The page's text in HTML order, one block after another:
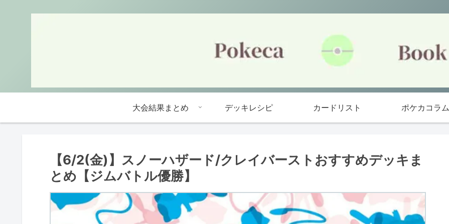
大会結果まとめ デッキレシピ カードリスト ポケカコラム
【6/2(金)】スノーハザード/クレイバーストおすすめデッキま
とめ【ジムバトル優勝】